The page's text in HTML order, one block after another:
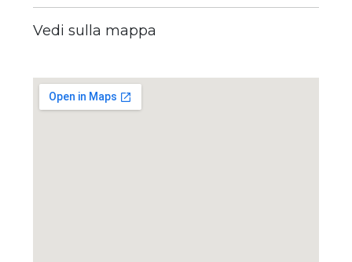
Vedi sulla mappa